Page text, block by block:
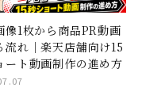
像1枚から商品PR動画
流れ｜楽天店舗向け15
ート動画制作の進め方